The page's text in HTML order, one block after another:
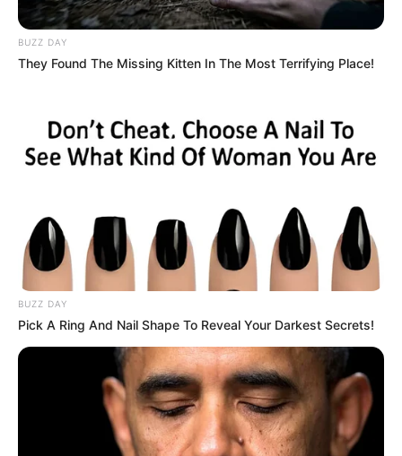
Tenemos todas las noticias que le
favor, active las notificaciones de Alerta.
ACTIVAR AHORA
SARAMPIÓN AVENIDA AMBALÁ
IBAGUÉ
PARQUE DE DIVERSIONES
ELECCIONES PRESIDENCIALES
FENÓMENO DEL NIÑO
BUZZ DAY
They Found The Missing Kitten In The Most Terrifying Place!
BUZZ DAY
Pick A Ring And Nail Shape To Reveal Your Darkest Secrets!